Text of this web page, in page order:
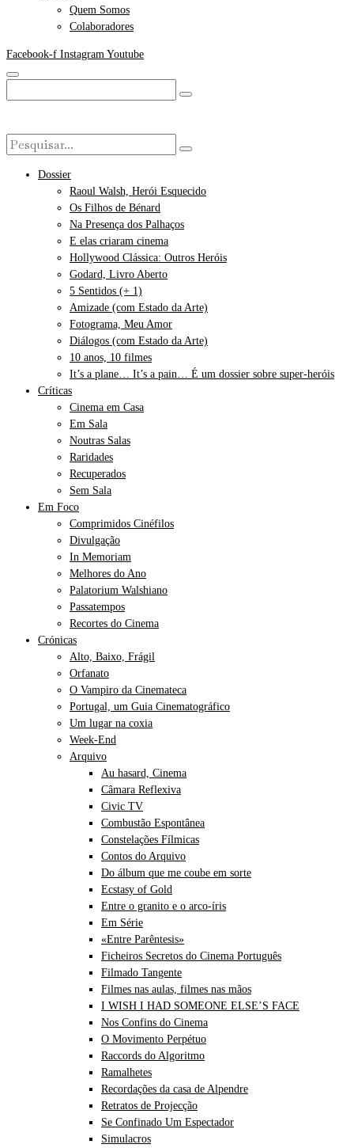
Quem Somos
Colaboradores
Facebook-f Instagram Youtube
Dossier
Raoul Walsh, Herói Esquecido
Os Filhos de Bénard
Na Presença dos Palhaços
E elas criaram cinema
Hollywood Clássica: Outros Heróis
Godard, Livro Aberto
5 Sentidos (+ 1)
Amizade (com Estado da Arte)
Fotograma, Meu Amor
Diálogos (com Estado da Arte)
10 anos, 10 filmes
It’s a plane… It’s a pain… É um dossier sobre super-heróis
Críticas
Cinema em Casa
Em Sala
Noutras Salas
Raridades
Recuperados
Sem Sala
Em Foco
Comprimidos Cinéfilos
Divulgação
In Memoriam
Melhores do Ano
Palatorium Walshiano
Passatempos
Recortes do Cinema
Crónicas
Alto, Baixo, Frágil
Orfanato
O Vampiro da Cinemateca
Portugal, um Guia Cinematográfico
Um lugar na coxia
Week-End
Arquivo
Au hasard, Cinema
Câmara Reflexiva
Civic TV
Combustão Espontânea
Constelações Fílmicas
Contos do Arquivo
Do álbum que me coube em sorte
Ecstasy of Gold
Entre o granito e o arco-íris
Em Série
«Entre Parêntesis»
Ficheiros Secretos do Cinema Português
Filmado Tangente
Filmes nas aulas, filmes nas mãos
I WISH I HAD SOMEONE ELSE’S FACE
Nos Confins do Cinema
O Movimento Perpétuo
Raccords do Algoritmo
Ramalhetes
Recordações da casa de Alpendre
Retratos de Projecção
Se Confinado Um Espectador
Simulacros